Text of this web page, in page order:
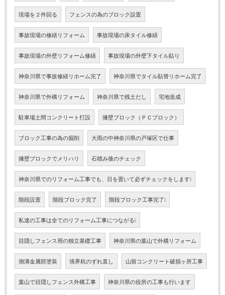
現場を２件回る フェンスの為のブロック設置
事故現場の修繕リフォーム 事故現場の床タイル修繕
事故現場の外壁リフォーム修繕 事故現場の外壁下タイル貼り
神奈川県で事故修繕リホーム完了 神奈川県でタイル貼替リホーム完了
神奈川県で外構リフォーム 神奈川県で残土だし 宅地造成
駐車場土間コンクリート打設 擁壁ブロック（ＰＣブロック）
ブロック工事の為の掘削 大雨の中神奈川県の戸塚区で仕事
擁壁ブロックでメリハリ 石積み後のチェック
神奈川県でのリフォーム工事でも、日を置いて必ずチェックをします❕
階段設置 階段ブロック完了 階段ブロック工事完了❕
私達の工事は全てのリフォーム工事につながる❕
目隠しフェンス用の独立基礎工事 神奈川県の葉山で外構リフォーム
側溝金属部塗装 境界杭のずれ直し 山留コンクリート破損ヶ所工事
葉山で目隠しフェンス外構工事 神奈川県の役所の工事も行います